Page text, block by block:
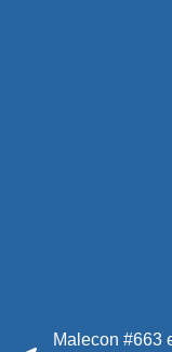
Malecon #663